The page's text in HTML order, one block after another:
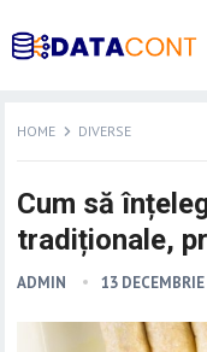
HOME DIVERSE
Cum să
tradiționale,
ADMIN 13